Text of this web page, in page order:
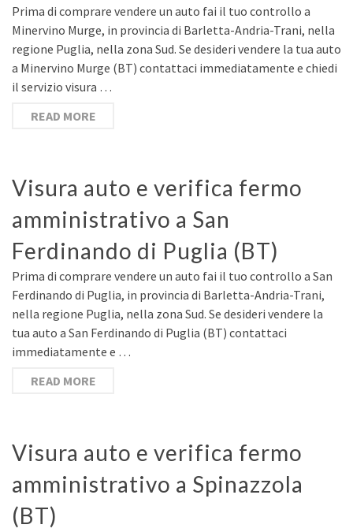
Prima di comprare vendere un auto fai il tuo controllo a
Minervino Murge, in provincia di Barletta-Andria-Trani, nella
regione Puglia, nella zona Sud. Se desideri vendere la tua auto
a Minervino Murge (BT) contattaci immediatamente e chiedi
il servizio visura …
READ MORE
Visura auto e verifica fermo
amministrativo a San
Ferdinando di Puglia (BT)
Prima di comprare vendere un auto fai il tuo controllo a San
Ferdinando di Puglia, in provincia di Barletta-Andria-Trani,
nella regione Puglia, nella zona Sud. Se desideri vendere la
tua auto a San Ferdinando di Puglia (BT) contattaci
immediatamente e …
READ MORE
Visura auto e verifica fermo
amministrativo a Spinazzola
(BT)